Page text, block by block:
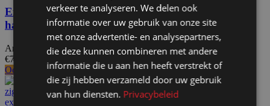
Expowand 3-luiks zwart HxB210x312cm met
halfopen onderzijde
Artikelnummer: 11952
€743,50
Ook te huur New
verkeer te analyseren. We delen ook
informatie over uw gebruik van onze site
met onze advertentie- en analysepartners,
die deze kunnen combineren met andere
informatie die u aan hen heeft verstrekt of
die zij hebben verzameld door uw gebruik
van hun diensten. Privacybeleid